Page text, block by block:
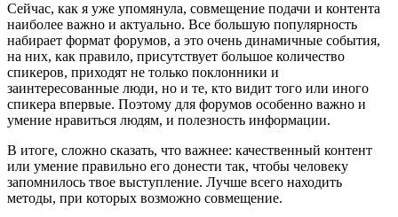
Сейчас, как я уже упомянула, совмещение подачи и контента
наиболее важно и актуально. Все большую популярность
набирает формат форумов, а это очень динамичные события,
на них, как правило, присутствует большое количество
спикеров, приходят не только поклонники и
заинтересованные люди, но и те, кто видит того или иного
спикера впервые. Поэтому для форумов особенно важно и
умение нравиться людям, и полезность информации.
В итоге, сложно сказать, что важнее: качественный контент
или умение правильно его донести так, чтобы человеку
запомнилось твое выступление. Лучше всего находить
методы, при которых возможно совмещение.